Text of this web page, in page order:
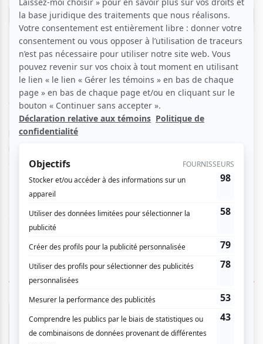
Réserver
Les cordes à l’honneur
Pour leur premier récital à la Salle Bourgie, la violoniste
virtuose Jinjoo Cho et le charismatique pianiste Henry
Kramer ont choisi des œuvres tantôt empreintes du
lyrisme typique de la fin de l’époque romantique, tantôt
concert rempli d’émotions fortes!
2 COMMENTAIRES DES MEMBRES
Un concert merveilleux, très beau choix des
œuvres qui ont mis en valeur le violon sous